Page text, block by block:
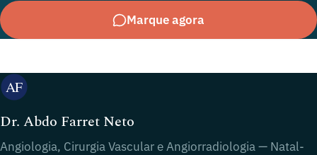
Marque agora
Dr. Abdo Farret Neto
Angiologia, Cirurgia Vascular e Angiorradiologia — Natal-